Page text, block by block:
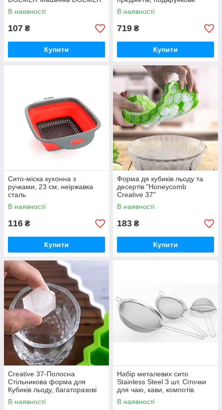
В наявності
107 ₴
Купити
паковання
В наявності
719 ₴
Купити
Сито-міска кухонна з
ручками, 23 см, неіржавка
сталь
В наявності
116 ₴
Купити
Форма дя кубиків льоду та
десертів "Honeycomb
Creative 37"
В наявності
183 ₴
Купити
Creative 37-Полосна
Стільникова форма для
Кубиків льоду, багаторазові
лотки, Силіконова форма для
кубиків льоду,
В наявності
Набір металевих сито
Stainless Steel 3 шт. Сіточки
для чаю, кави, компотів.
Бармен бокс
В наявності